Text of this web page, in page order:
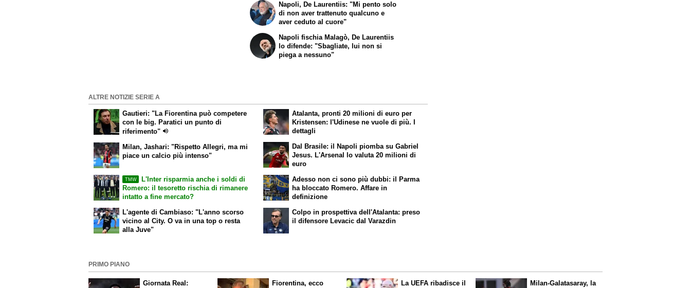
Napoli, De Laurentiis: "Mi pento solo
di non aver trattenuto qualcuno e
aver ceduto al cuore"
Napoli fischia Malagò, De Laurentiis
lo difende: "Sbagliate, lui non si
piega a nessuno"
ALTRE NOTIZIE SERIE A
Gautieri: "La Fiorentina può competere
con le big. Paratici un punto di
riferimento"
Milan, Jashari: "Rispetto Allegri, ma mi
piace un calcio più intenso"
Atalanta, pronti 20 milioni di euro per
Kristensen: l'Udinese ne vuole di più. I
dettagli
Dal Brasile: il Napoli piomba su Gabriel
Jesus. L'Arsenal lo valuta 20 milioni di
euro
TMW
L'Inter risparmia anche i soldi di
Romero: il tesoretto rischia di rimanere
intatto a fine mercato?
L'agente di Cambiaso: "L'anno scorso
vicino al City. O va in una top o resta
alla Juve"
Adesso non ci sono più dubbi: il Parma
ha bloccato Romero. Affare in
definizione
Colpo in prospettiva dell'Atalanta: preso
il difensore Levacic dal Varazdin
PRIMO PIANO
Giornata Real:
Fiorentina, ecco
La UEFA ribadisce il
Milan-Galatasaray, la